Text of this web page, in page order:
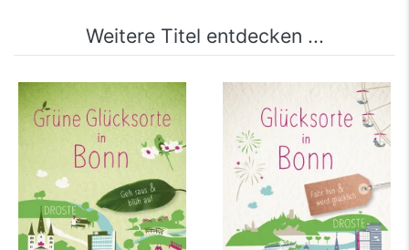
Weitere Titel entdecken ...
Grüne Glücksorte in
Bonn
mehr Infos …
Glücksorte in Bonn
mehr Infos …